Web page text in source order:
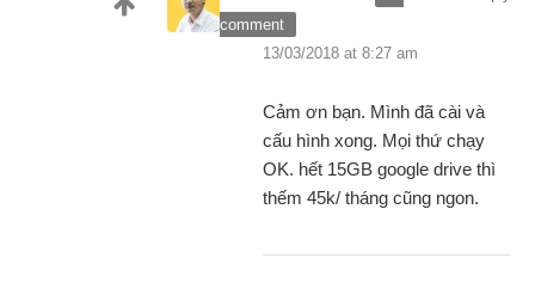
comment
13/03/2018 at 8:27 am
Cảm ơn bạn. Mình đã cài và
cấu hình xong. Mọi thứ chạy
OK. hết 15GB google drive thì
thếm 45k/ tháng cũng ngon.